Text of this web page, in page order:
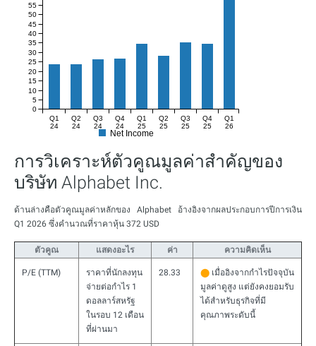
Q1
24
Q2
24
Q3
24
Q4
24
Q1
25
Q2
25
Q3
25
Q4
25
Q1
26
0
5
10
15
20
25
30
35
40
45
50
55
Net Income
การวิเคราะห์ตัวคูณมูลค่าสำคัญของ
บริษัท Alphabet Inc.
ด้านล่างคือตัวคูณมูลค่าหลักของ Alphabet อ้างอิงจากผลประกอบการปีการเงิน
Q1 2026 ซึ่งคำนวณที่ราคาหุ้น 372 USD
ตัวคูณ แสดงอะไร ค่า ความคิดเห็น
P/E (TTM)
ราคาที่นักลงทุน
จ่ายต่อกำไร 1
ดอลลาร์สหรัฐ
ในรอบ 12 เดือน
ที่ผ่านมา
28.33 ⬤ เมื่ออิงจากกำไรปัจจุบัน
มูลค่าดูสูง แต่ยังคงยอมรับ
ได้สำหรับธุรกิจที่มี
คุณภาพระดับนี้